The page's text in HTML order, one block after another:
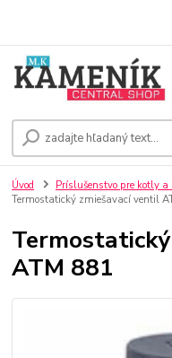
Úvod Príslušenstvo pre kotly a
Termostatický zmiešavací ventil
ATM 881